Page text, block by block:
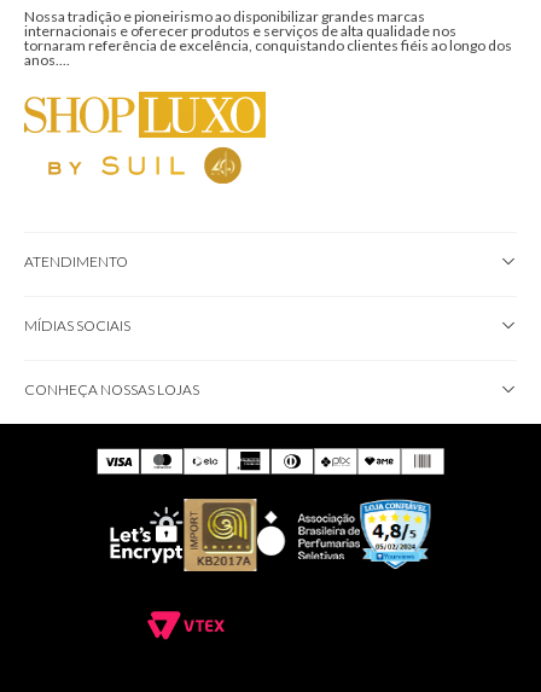
Nossa tradição e pioneirismo ao disponibilizar grandes marcas
internacionais e oferecer produtos e serviços de alta qualidade nos
tornaram referência de excelência, conquistando clientes fiéis ao longo dos
anos....
ATENDIMENTO
MÍDIAS SOCIAIS
CONHEÇA NOSSAS LOJAS